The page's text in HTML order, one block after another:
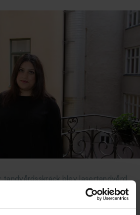
tandvårdsskräck blev lasertandvård